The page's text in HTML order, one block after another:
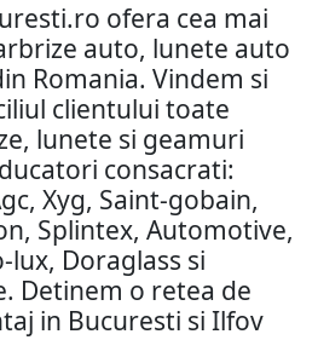
ofera cea mai
auto, lunete auto
Romania. Vindem si
clientului toate
lunete si geamuri
consacrati:
Xyg, Saint-gobain,
Splintex, Automotive,
lux, Doraglass si
Detinem o retea de
in Bucuresti si Ilfov